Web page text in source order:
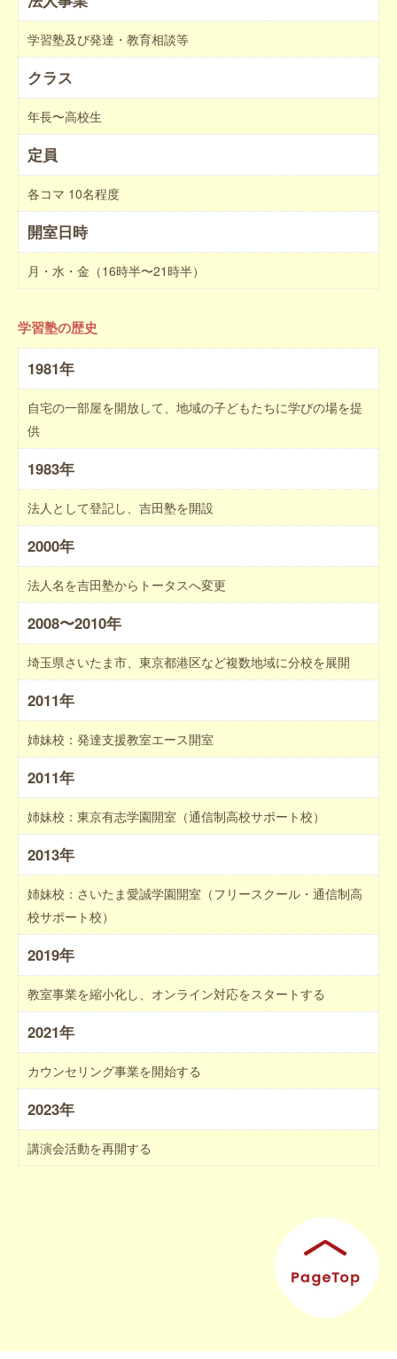
学習塾及び発達・教育相談等
クラス
年長〜高校生
定員
各コマ 10名程度
開室日時
月・水・金（16時半〜21時半）
学習塾の歴史
1981年
自宅の一部屋を開放して、地域の子どもたちに学びの場を提
供
1983年
法人として登記し、吉田塾を開設
2000年
法人名を吉田塾からトータスへ変更
2008〜2010年
埼玉県さいたま市、東京都港区など複数地域に分校を展開
2011年
姉妹校：発達支援教室エース開室
2011年
姉妹校：東京有志学園開室（通信制高校サポート校）
2013年
姉妹校：さいたま愛誠学園開室（フリースクール・通信制高
校サポート校）
2019年
教室事業を縮小化し、オンライン対応をスタートする
2021年
カウンセリング事業を開始する
2023年
講演会活動を再開する